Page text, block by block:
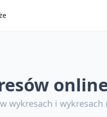
wykresach i wykresach